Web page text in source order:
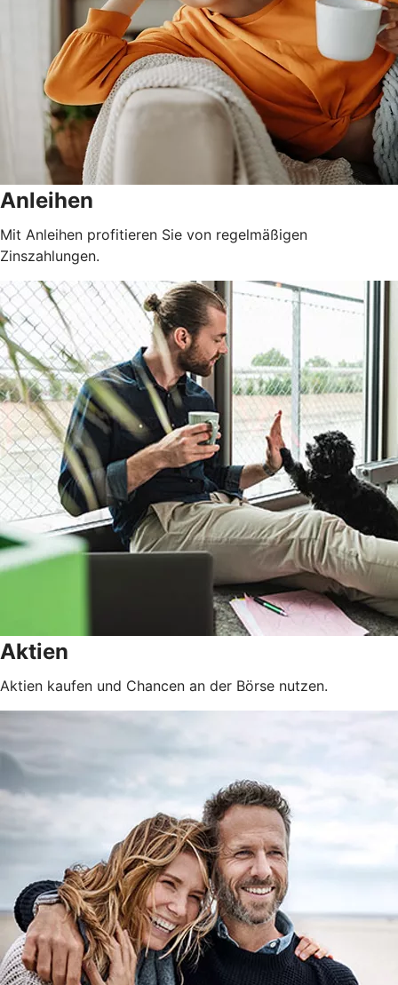
Anleihen
Mit Anleihen profitieren Sie von regelmäßigen
Zinszahlungen.
Aktien
Aktien kaufen und Chancen an der Börse nutzen.